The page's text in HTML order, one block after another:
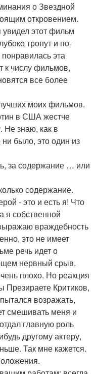
о Звездной
откровением.
увидел этот фильм
тронут и по-
эта
к числу фильмов,
все более
моих фильмов.
в США жестче
Не знаю, как в
было, это один из
за содержание … или
содержание.
- это и есть я! Что
собственной
враждебность
это не имеет
речь идет о
нервный срыв.
плохо. Но реакция
Презираете Критиков,
возражать,
смешивать меня и
главную роль
другому актеру,
Так мне кажется.